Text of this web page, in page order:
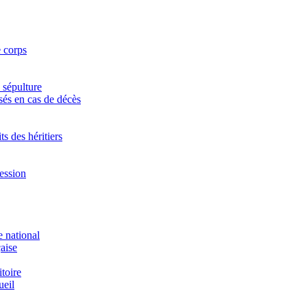
corps
sépulture
en cas de décès
des héritiers
national